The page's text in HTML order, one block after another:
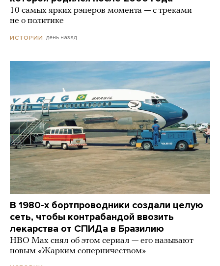
10 самых ярких рэперов момента — с треками
не о политике
ИСТОРИИ день назад
В 1980-х бортпроводники создали целую
сеть, чтобы контрабандой ввозить
лекарства от СПИДа в Бразилию
HBO Max снял об этом сериал — его называют
новым «Жарким соперничеством»